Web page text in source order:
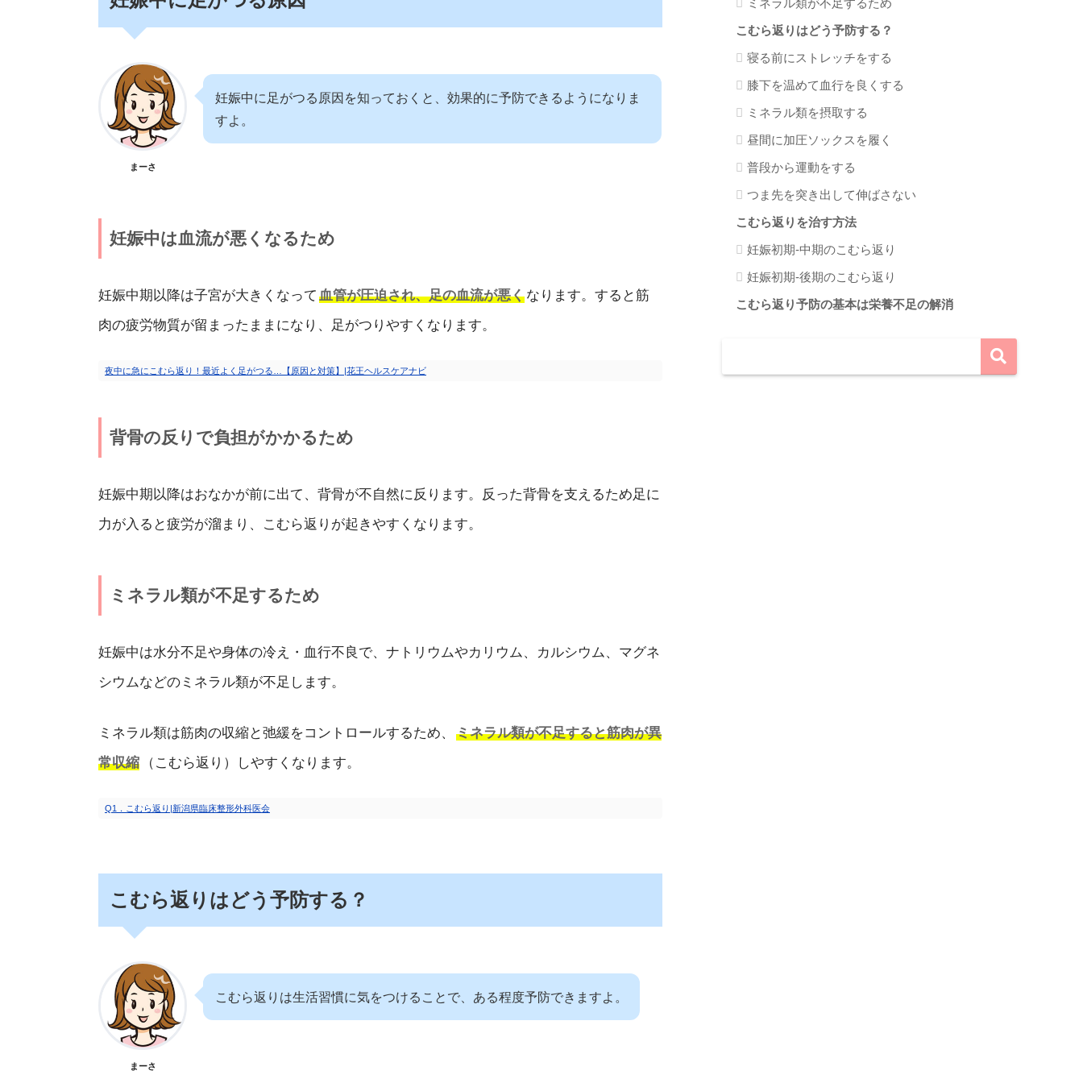
まーさ
妊娠中に足がつる原因を知っておくと、効果的に予防できるようになりま
すよ。
妊娠中は血流が悪くなるため
妊娠中期以降は子宮が大きくなって 血管が圧迫され、足の血流が悪くなります。すると筋
肉の疲労物質が留まったままになり、足がつりやすくなります。
夜中に急にこむら返り！最近よく足がつる…【原因と対策】|花王ヘルスケアナビ
背骨の反りで負担がかかるため
妊娠中期以降はおなかが前に出て、背骨が不自然に反ります。反った背骨を支えるため足に
力が入ると疲労が溜まり、こむら返りが起きやすくなります。
ミネラル類が不足するため
妊娠中は水分不足や身体の冷え・血行不良で、ナトリウムやカリウム、カルシウム、マグネ
シウムなどのミネラル類が不足します。
ミネラル類は筋肉の収縮と弛緩をコントロールするため、
ミネラル類が不足すると筋肉が異
常収縮
（こむら返り）しやすくなります。
Q1．こむら返り|新潟県臨床整形外科医会
こむら返りはどう予防する？
まーさ
こむら返りは生活習慣に気をつけることで、ある程度予防できますよ。
こむら返りはどう予防する？
寝る前にストレッチをする
膝下を温めて血行を良くする
ミネラル類を摂取する
昼間に加圧ソックスを履く
普段から運動をする
つま先を突き出して伸ばさない
こむら返りを治す方法
妊娠初期-中期のこむら返り
妊娠初期-後期のこむら返り
こむら返り予防の基本は栄養不足の解消